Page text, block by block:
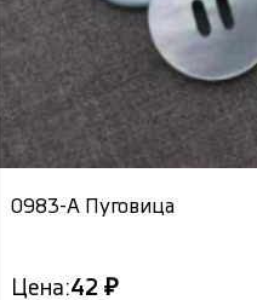
0983-А Пуговица
Цена:42 ₽